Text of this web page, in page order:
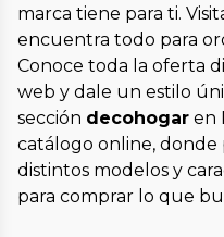
marca tiene para ti.
encuentra todo para
Conoce toda la oferta
web y dale un estilo
sección decohogar en
catálogo online, donde
distintos modelos y
para comprar lo que